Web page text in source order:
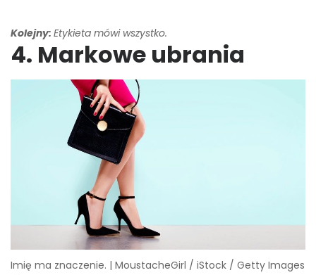
Kolejny: Etykieta mówi wszystko.
4. Markowe ubrania
Imię ma znaczenie. | MoustacheGirl / iStock / Getty Images